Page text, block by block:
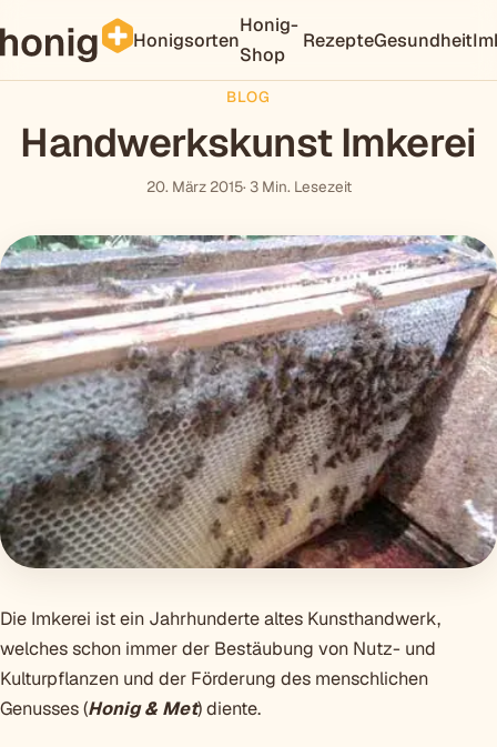
Honigsorten
Honig-
Shop
RezepteGesundheit
BLOG
Handwerkskunst Imkerei
20. März 2015· 3 Min. Lesezeit
Die Imkerei ist ein Jahrhunderte altes Kunsthandwerk,
welches schon immer der Bestäubung von Nutz- und
Kulturpflanzen und der Förderung des menschlichen
Genusses (Honig & Met) diente.